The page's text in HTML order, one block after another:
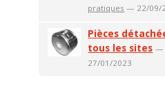
pratiques — 22/09/
Pièces
tous les sites —
27/01/2023